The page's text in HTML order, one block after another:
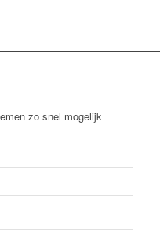
zo snel mogelijk